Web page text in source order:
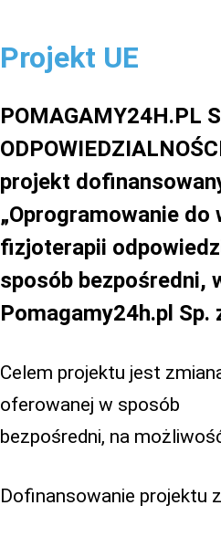
Projekt UE
POMAGAMY24H.PL
projekt
„Oprogramowanie do
fizjoterapii
sposób bezpośredni,
Pomagamy24h.pl Sp.
Celem projektu jest
oferowanej w sposób
bezpośredni, na
Dofinansowanie projektu